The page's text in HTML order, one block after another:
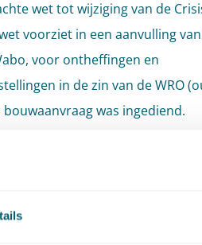
wet tot wijziging van de
voorziet in een aanvulling
voor ontheffingen en
in de zin van de WRO
was ingediend.
bouwen (artikel 2.1 lid 1 onder a